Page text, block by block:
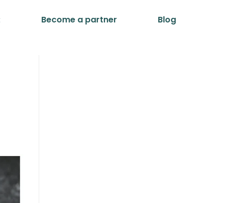
Become a partner Blog